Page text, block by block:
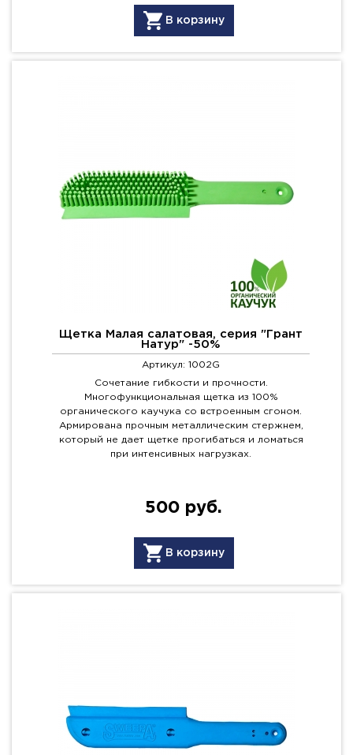
В корзину
Щетка Малая салатовая, серия "Грант
Натур" -50%
Артикул: 1002G
Сочетание гибкости и прочности.
Многофункциональная щетка из 100%
органического каучука со встроенным сгоном.
Армирована прочным металлическим стержнем,
который не дает щетке прогибаться и ломаться
при интенсивных нагрузках.
500 руб.
В корзину